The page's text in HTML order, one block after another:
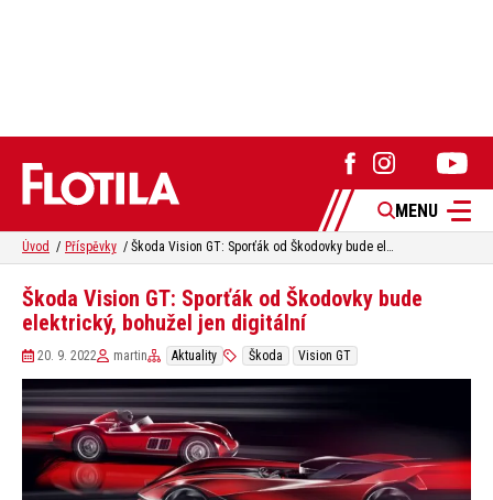
MENU
Úvod Příspěvky Škoda Vision GT: Sporťák od Škodovky bude elektrický, bohužel jen digitální
Škoda Vision GT: Sporťák od Škodovky bude
elektrický, bohužel jen digitální
20. 9. 2022 martin Aktuality Škoda Vision GT